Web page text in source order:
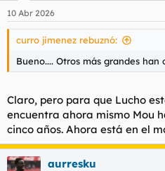
10 Abr 2026
curro jimenez rebuznó:
Bueno.... Otros más grandes han
Claro, pero para que Lucho
encuentra ahora mismo Mou
cinco años. Ahora está en el
aurresku